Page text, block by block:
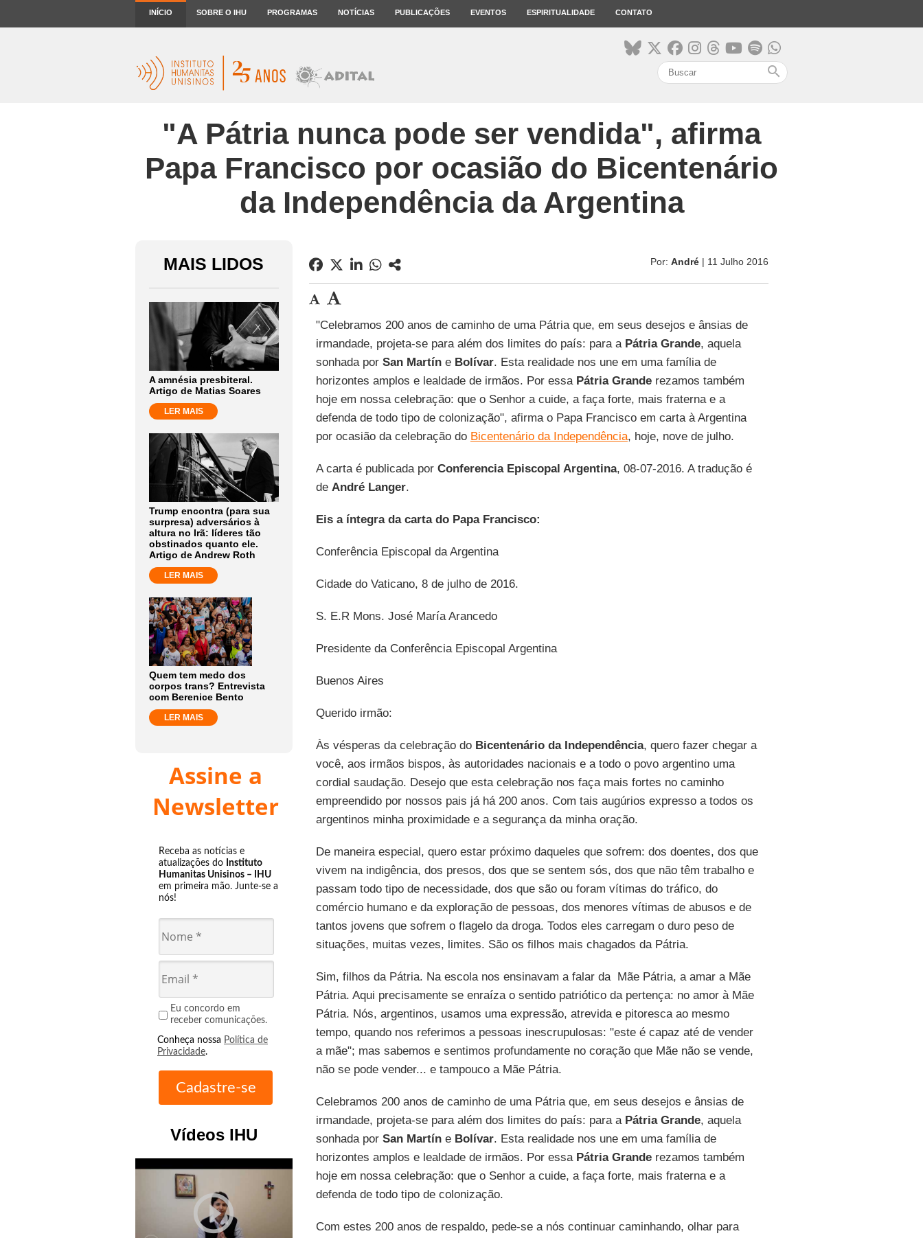
INÍCIO SOBRE O IHU PROGRAMAS NOTÍCIAS PUBLICAÇÕES EVENTOS ESPIRITUALIDADE CONTATO
search
"A Pátria nunca pode ser vendida", afirma
Papa Francisco por ocasião do Bicentenário
da Independência da Argentina
MAIS LIDOS
A amnésia presbiteral.
Artigo de Matias Soares
LER MAIS
Trump encontra (para sua
surpresa) adversários à
altura no Irã: líderes tão
obstinados quanto ele.
Artigo de Andrew Roth
LER MAIS
Quem tem medo dos
corpos trans? Entrevista
com Berenice Bento
LER MAIS
Assine a
Newsletter
Receba as notícias e
atualizações do Instituto
Humanitas Unisinos – IHU
em primeira mão. Junte-se a
nós!
Eu concordo em
receber comunicações.
Conheça nossa Política de
Privacidade.
Vídeos IHU
play_circle_outline
Por: André| 11 Julho 2016
"Celebramos 200 anos de caminho de uma Pátria que, em seus desejos e ânsias de
irmandade, projeta-se para além dos limites do país: para a Pátria Grande, aquela
sonhada por San Martíne Bolívar. Esta realidade nos une em uma família de
horizontes amplos e lealdade de irmãos. Por essa Pátria Granderezamos também
hoje em nossa celebração: que o Senhor a cuide, a faça forte, mais fraterna e a
defenda de todo tipo de colonização", afirma o Papa Francisco em carta à Argentina
por ocasião da celebração do Bicentenário da Independência, hoje, nove de julho.
A carta é publicada por Conferencia Episcopal Argentina, 08-07-2016. A tradução é
de André Langer.
Eis a íntegra da carta do Papa Francisco:
Conferência Episcopal da Argentina
Cidade do Vaticano, 8 de julho de 2016.
S. E.R Mons. José María Arancedo
Presidente da Conferência Episcopal Argentina
Buenos Aires
Querido irmão:
Às vésperas da celebração do Bicentenário da Independência, quero fazer chegar a
você, aos irmãos bispos, às autoridades nacionais e a todo o povo argentino uma
cordial saudação. Desejo que esta celebração nos faça mais fortes no caminho
empreendido por nossos pais já há 200 anos. Com tais augúrios expresso a todos os
argentinos minha proximidade e a segurança da minha oração.
De maneira especial, quero estar próximo daqueles que sofrem: dos doentes, dos que
vivem na indigência, dos presos, dos que se sentem sós, dos que não têm trabalho e
passam todo tipo de necessidade, dos que são ou foram vítimas do tráfico, do
comércio humano e da exploração de pessoas, dos menores vítimas de abusos e de
tantos jovens que sofrem o flagelo da droga. Todos eles carregam o duro peso de
situações, muitas vezes, limites. São os filhos mais chagados da Pátria.
Sim, filhos da Pátria. Na escola nos ensinavam a falar da Mãe Pátria, a amar a Mãe
Pátria. Aqui precisamente se enraíza o sentido patriótico da pertença: no amor à Mãe
Pátria. Nós, argentinos, usamos uma expressão, atrevida e pitoresca ao mesmo
tempo, quando nos referimos a pessoas inescrupulosas: "este é capaz até de vender
a mãe"; mas sabemos e sentimos profundamente no coração que Mãe não se vende,
não se pode vender... e tampouco a Mãe Pátria.
Celebramos 200 anos de caminho de uma Pátria que, em seus desejos e ânsias de
irmandade, projeta-se para além dos limites do país: para a Pátria Grande, aquela
sonhada por San Martíne Bolívar. Esta realidade nos une em uma família de
horizontes amplos e lealdade de irmãos. Por essa Pátria Granderezamos também
hoje em nossa celebração: que o Senhor a cuide, a faça forte, mais fraterna e a
defenda de todo tipo de colonização.
Com estes 200 anos de respaldo, pede-se a nós continuar caminhando, olhar para